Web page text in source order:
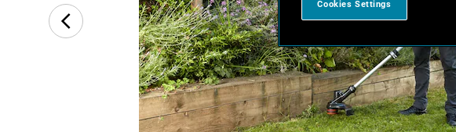
Cookies Settings